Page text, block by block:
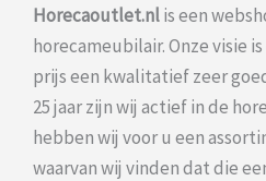
Horecaoutlet.nlis een
horecameubilair. Onze visie
prijs een kwalitatief zeer
25 jaar zijn wij actief in de
hebben wij voor u een
waarvan wij vinden dat die